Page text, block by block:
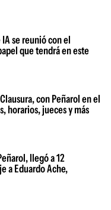
se reunió con el
que tendrá en este
con Peñarol en el
horarios, jueces y más
llegó a 12
a Eduardo Ache,